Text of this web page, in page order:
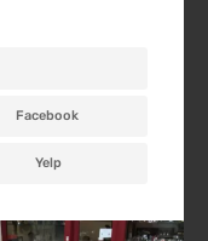
Facebook
Yelp